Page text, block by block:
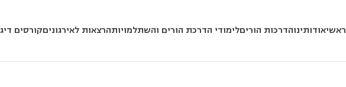
ראשיאודותינוהדרכות הוריםלימודי הדרכת הורים והשתלמויותהרצאות לאירגוניםקורסים